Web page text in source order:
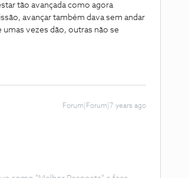
tão avançada como agora
avançar também dava sem andar
umas vezes dão, outras não se
Forum|Forum|7 years ago